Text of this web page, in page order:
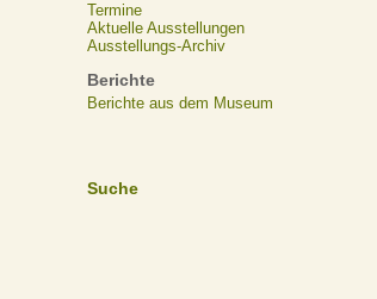
Termine
Aktuelle Ausstellungen
Ausstellungs-Archiv
Berichte
Berichte aus dem Museum
Suche